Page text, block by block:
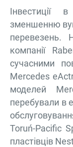
Інвестиції
зменшенню
перевезень.
компанії
сучасними
Mercedes
моделей
перебували в
Toruń-Pacific
пластівців